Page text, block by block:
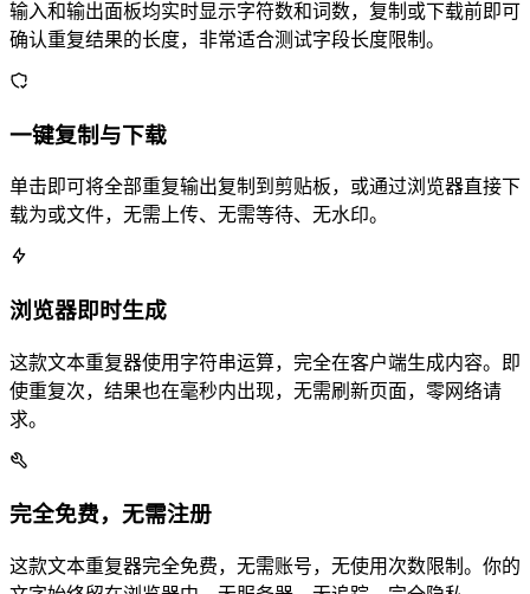
输入和输出面板均实时显示字符数和词数，复制或下载前即可
确认重复结果的长度，非常适合测试字段长度限制。
一键复制与下载
单击即可将全部重复输出复制到剪贴板，或通过浏览器 Blob API 直接下
载为 .txt 或 .doc 文件，无需上传、无需等待、无水印。
浏览器即时生成
这款文本重复器使用 JavaScript 字符串运算，完全在客户端生成内容。即
使重复10000次，结果也在毫秒内出现，无需刷新页面，零网络请
求。
完全免费，无需注册
这款文本重复器完全免费，无需账号，无使用次数限制。你的